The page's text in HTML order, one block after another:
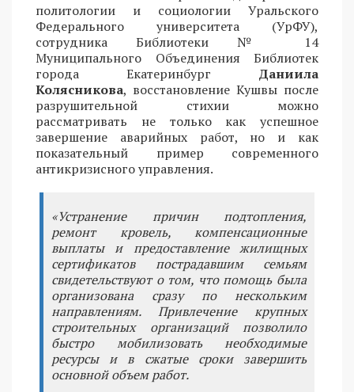
политологии и социологии Уральского
Федерального университета (УрФУ),
сотрудника Библиотеки № 14
Муниципального Объединения Библиотек
города Екатеринбург Даниила
Колясникова, восстановление Кушвы после
разрушительной стихии можно
рассматривать не только как успешное
завершение аварийных работ, но и как
показательный пример современного
антикризисного управления.
«Устранение причин подтопления,
ремонт кровель, компенсационные
выплаты и предоставление жилищных
сертификатов пострадавшим семьям
свидетельствуют о том, что помощь была
организована сразу по нескольким
направлениям. Привлечение крупных
строительных организаций позволило
быстро мобилизовать необходимые
ресурсы и в сжатые сроки завершить
основной объем работ.